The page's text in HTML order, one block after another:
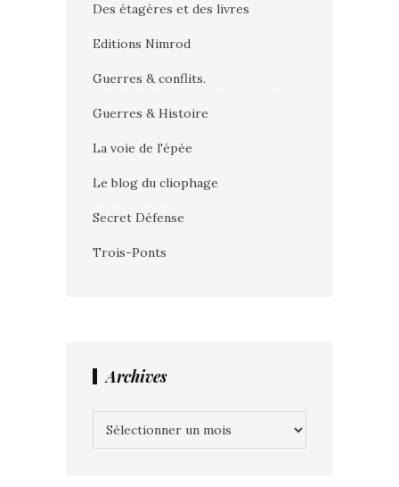
Des étagères et des livres
Editions Nimrod
Guerres & conflits.
Guerres & Histoire
La voie de l'épée
Le blog du cliophage
Secret Défense
Trois-Ponts
Archives